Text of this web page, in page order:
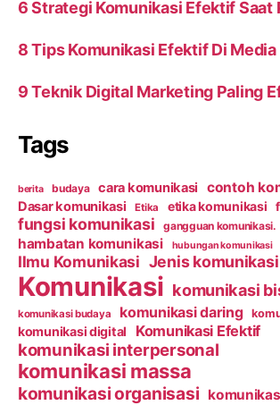
6 Strategi Komunikasi Efektif Saat
8 Tips Komunikasi Efektif Di Media
9 Teknik Digital Marketing Paling
Tags
berita budaya cara komunikasi contoh
Dasar komunikasi Etika etika komunikasi
fungsi komunikasi gangguan komunikasi.
hambatan komunikasi hubungan komunikasi
Ilmu Komunikasi Jenis komunikasi
Komunikasi komunikasi
komunikasi budaya komunikasi daring
komunikasi digital Komunikasi Efektif
komunikasi interpersonal
komunikasi massa
komunikasi organisasi